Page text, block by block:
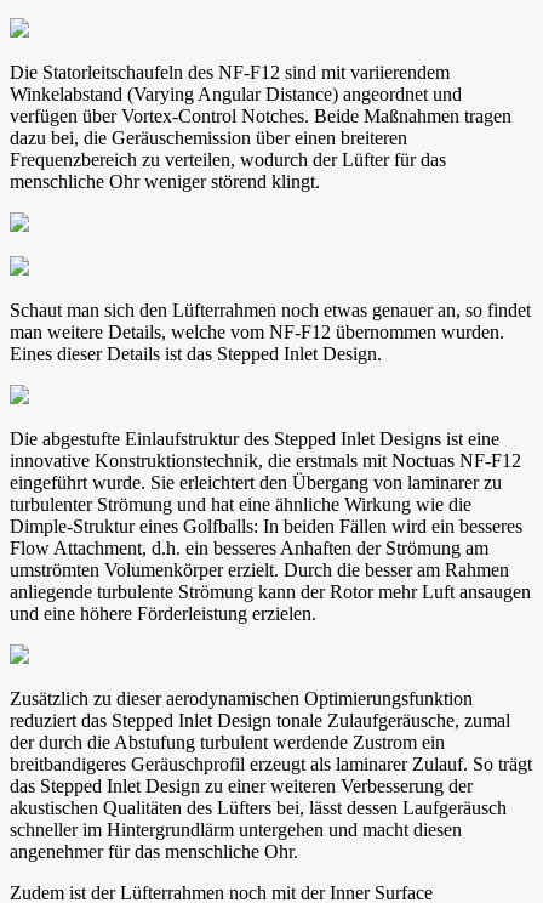
Die Statorleitschaufeln des NF-F12 sind mit variierendem
Winkelabstand (Varying Angular Distance) angeordnet und
verfügen über Vortex-Control Notches. Beide Maßnahmen tragen
dazu bei, die Geräuschemission über einen breiteren
Frequenzbereich zu verteilen, wodurch der Lüfter für das
menschliche Ohr weniger störend klingt.
Schaut man sich den Lüfterrahmen noch etwas genauer an, so findet
man weitere Details, welche vom NF-F12 übernommen wurden.
Eines dieser Details ist das Stepped Inlet Design.
Die abgestufte Einlaufstruktur des Stepped Inlet Designs ist eine
innovative Konstruktionstechnik, die erstmals mit Noctuas NF-F12
eingeführt wurde. Sie erleichtert den Übergang von laminarer zu
turbulenter Strömung und hat eine ähnliche Wirkung wie die
Dimple-Struktur eines Golfballs: In beiden Fällen wird ein besseres
Flow Attachment, d.h. ein besseres Anhaften der Strömung am
umströmten Volumenkörper erzielt. Durch die besser am Rahmen
anliegende turbulente Strömung kann der Rotor mehr Luft ansaugen
und eine höhere Förderleistung erzielen.
Zusätzlich zu dieser aerodynamischen Optimierungsfunktion
reduziert das Stepped Inlet Design tonale Zulaufgeräusche, zumal
der durch die Abstufung turbulent werdende Zustrom ein
breitbandigeres Geräuschprofil erzeugt als laminarer Zulauf. So trägt
das Stepped Inlet Design zu einer weiteren Verbesserung der
akustischen Qualitäten des Lüfters bei, lässt dessen Laufgeräusch
schneller im Hintergrundlärm untergehen und macht diesen
angenehmer für das menschliche Ohr.
Zudem ist der Lüfterrahmen noch mit der Inner Surface